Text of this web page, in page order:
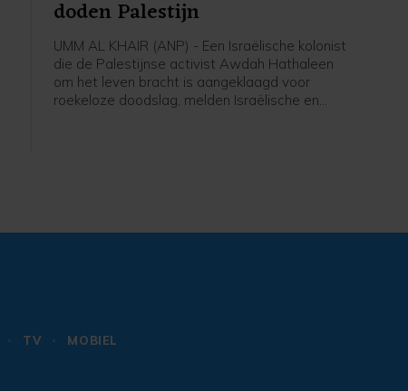
doden Palestijn
UMM AL KHAIR (ANP) - Een Israëlische kolonist
die de Palestijnse activist Awdah Hathaleen
om het leven bracht is aangeklaagd voor
roekeloze doodslag, melden Israëlische en
TV
MOBIEL